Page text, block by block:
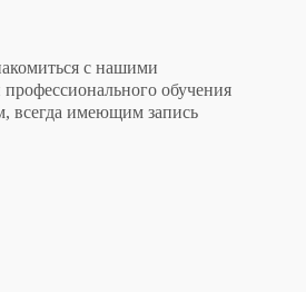
с нашими
обучения
всегда имеющим запись